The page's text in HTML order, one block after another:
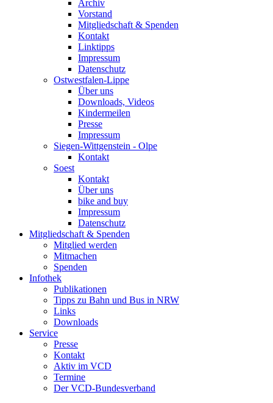
Archiv
Vorstand
Mitgliedschaft & Spenden
Kontakt
Linktipps
Impressum
Datenschutz
Ostwestfalen-Lippe
Über uns
Downloads, Videos
Kindermeilen
Presse
Impressum
Siegen-Wittgenstein - Olpe
Kontakt
Soest
Kontakt
Über uns
bike and buy
Impressum
Datenschutz
Mitgliedschaft & Spenden
Mitglied werden
Mitmachen
Spenden
Infothek
Publikationen
Tipps zu Bahn und Bus in NRW
Links
Downloads
Service
Presse
Kontakt
Aktiv im VCD
Termine
Der VCD-Bundesverband